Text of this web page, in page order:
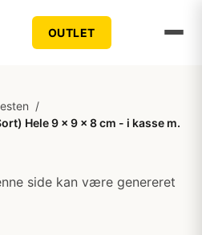
OUTLET
/
Hele 9 x 9 x 8 cm - i kasse m.
side kan være genereret